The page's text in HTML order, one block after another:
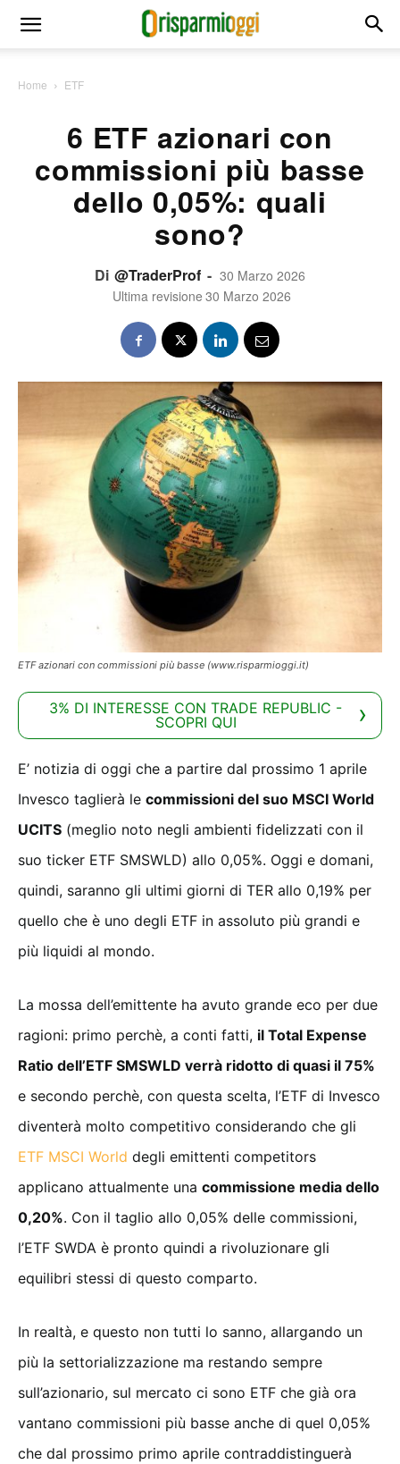
Home ETF
6 ETF azionari con
commissioni più basse
dello 0,05%: quali
sono?
Di @TraderProf - 30 Marzo 2026
Ultima revisione 30 Marzo 2026
ETF azionari con commissioni più basse (www.risparmioggi.it)
3% DI INTERESSE CON TRADE REPUBLIC -
SCOPRI QUI
E’ notizia di oggi che a partire dal prossimo 1 aprile
Invesco taglierà le commissioni del suo MSCI World
UCITS (meglio noto negli ambienti fidelizzati con il
suo ticker ETF SMSWLD) allo 0,05%. Oggi e domani,
quindi, saranno gli ultimi giorni di TER allo 0,19% per
quello che è uno degli ETF in assoluto più grandi e
più liquidi al mondo.
La mossa dell’emittente ha avuto grande eco per due
ragioni: primo perchè, a conti fatti, il Total Expense
Ratio dell’ETF SMSWLD verrà ridotto di quasi il 75%
e secondo perchè, con questa scelta, l’ETF di Invesco
diventerà molto competitivo considerando che gli
ETF MSCI World degli emittenti competitors
applicano attualmente una commissione media dello
0,20%. Con il taglio allo 0,05% delle commissioni,
l’ETF SWDA è pronto quindi a rivoluzionare gli
equilibri stessi di questo comparto.
In realtà, e questo non tutti lo sanno, allargando un
più la settorializzazione ma restando sempre
sull’azionario, sul mercato ci sono ETF che già ora
vantano commissioni più basse anche di quel 0,05%
che dal prossimo primo aprile contraddistinguerà